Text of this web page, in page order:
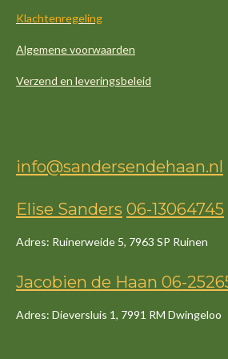
Klachtenregeling
Algemene voorwaarden
Verzend en leveringsbeleid
info@sandersendehaan.nl
Elise Sanders 06-13064745
Adres: Ruinerweide 5, 7963 SP Ruinen
Jacobien de Haan 06-
Adres: Dieversluis 1, 7991 RM Dwingeloo